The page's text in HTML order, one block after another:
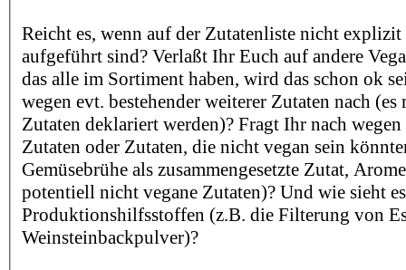
Reicht es, wenn auf der Zutatenliste nicht
aufgeführt sind? Verlaßt Ihr Euch auf andere
das alle im Sortiment haben, wird das schon ok
wegen evt. bestehender weiterer Zutaten nach (es
Zutaten deklariert werden)? Fragt Ihr nach wegen
Zutaten oder Zutaten, die nicht vegan sein
Gemüsebrühe als zusammengesetzte Zutat,
potentiell nicht vegane Zutaten)? Und wie sieht
Produktionshilfsstoffen (z.B. die Filterung von
Weinsteinbackpulver)?